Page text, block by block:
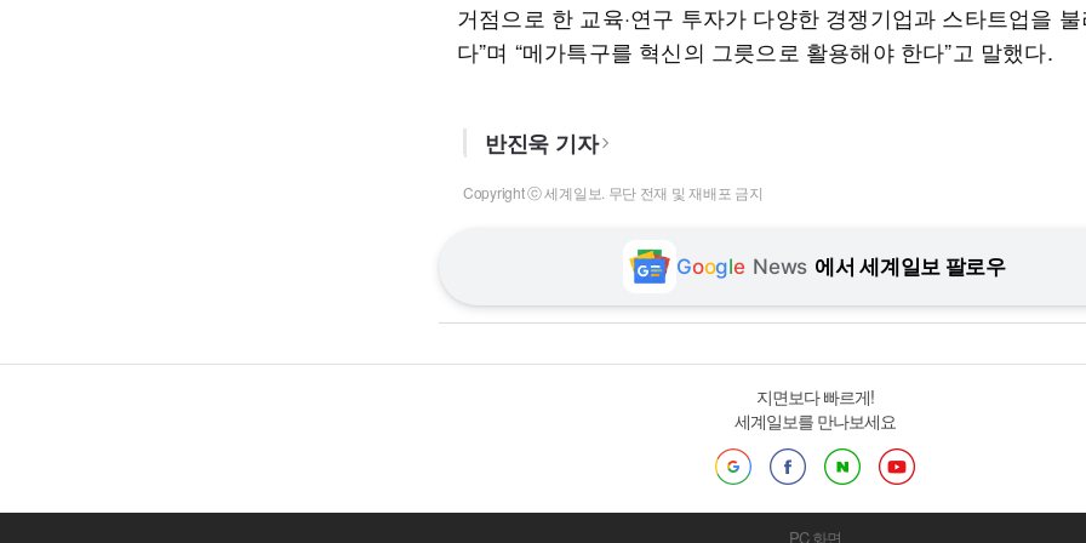
거점으로 한 교육·연구 투자가 다양한 경쟁기업과 스타트업을
다”며 “메가특구를 혁신의 그릇으로 활용해야 한다”고 말했다.
반진욱 기자
Copyright ⓒ 세계일보. 무단 전재 및 재배포 금지
Google News 에서 세계일보 팔로우
지면보다 빠르게!
세계일보를 만나보세요
PC 화면